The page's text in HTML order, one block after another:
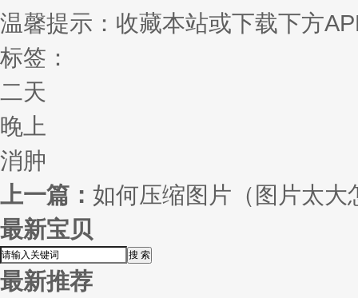
温馨提示：收藏本站或下载下方
标签：
二天
晚上
消肿
上一篇： 如何压缩图片（图片太大
最新宝贝
最新推荐